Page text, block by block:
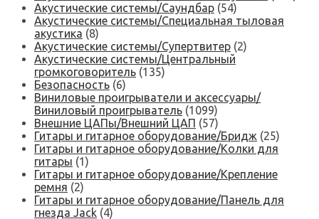
Акустические системы/Саундбар (54)
Акустические системы/Специальная тыловая
акустика (8)
Акустические системы/Супертвитер (2)
Акустические системы/Центральный
громкоговоритель (135)
Безопасность (6)
Виниловые проигрыватели и аксессуары/
Виниловый проигрыватель (1099)
Внешние ЦАПы/Внешний ЦАП (57)
Гитары и гитарное оборудование/Бридж (25)
Гитары и гитарное оборудование/Колки для
гитары (1)
Гитары и гитарное оборудование/Крепление
ремня (2)
Гитары и гитарное оборудование/Панель для
гнезда Jack (4)